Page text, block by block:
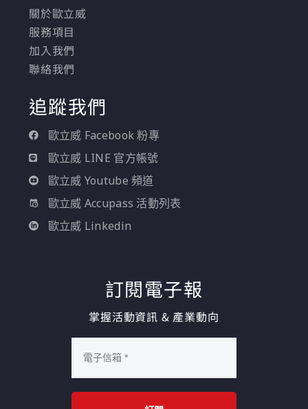
關於歐立威
服務項目
加入我們
聯絡我們
追蹤我們
歐立威 Facebook 粉專
歐立威 LINE 官方帳號
歐立威 Youtube 頻道
歐立威 Accupass 活動列表
歐立威 Linkedin
訂閱電子報
掌握活動資訊 & 產業動向